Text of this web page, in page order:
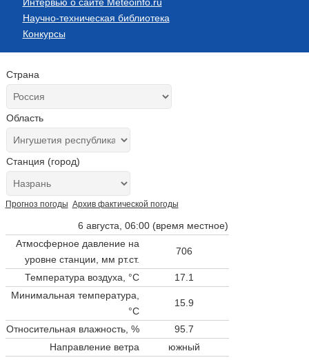
Научно-техническая библиотека
Конкурсы
Страна
Область
Станция (город)
Прогноз погоды Архив фактической погоды
6 августа, 06:00 (время местное)
Атмосферное давление на
уровне станции, мм рт.ст.
706
Температура воздуха, °C
17.1
Минимальная температура,
°C
15.9
Относительная влажность, %
95.7
Направление ветра
южный